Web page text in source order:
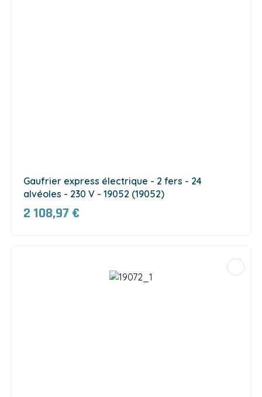
Gaufrier express électrique - 2 fers - 24
alvéoles - 230 V - 19052 (19052)
2 108,97 €